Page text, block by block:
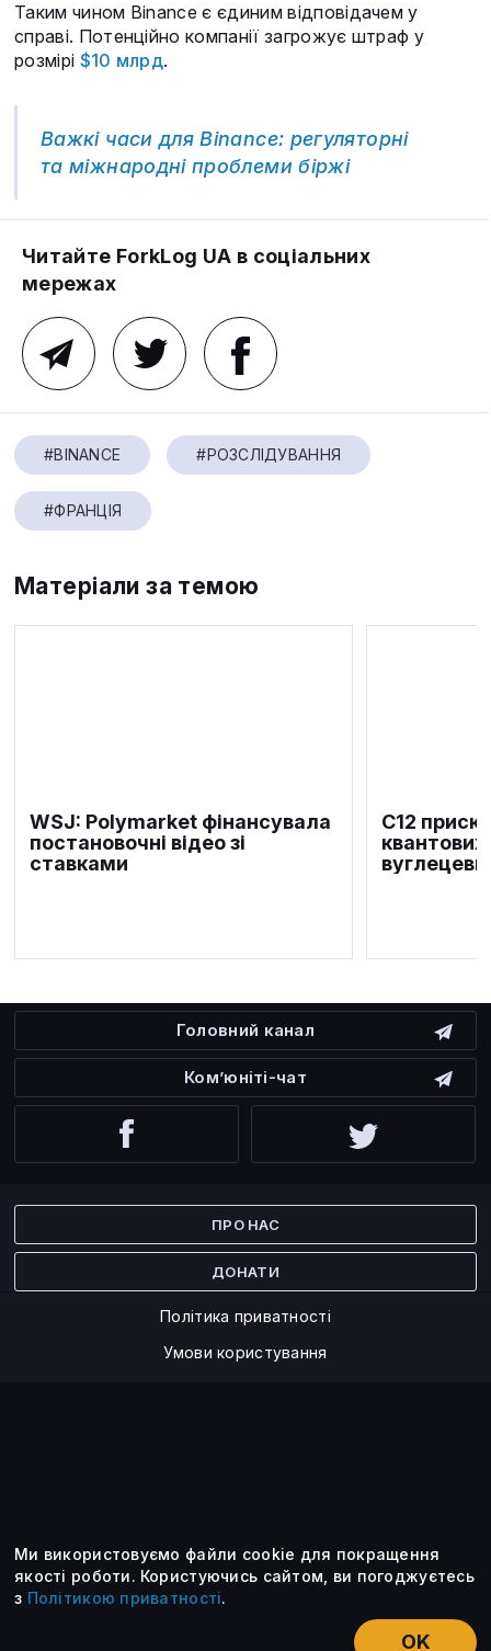
Таким чином Binance є єдиним відповідачем у
справі. Потенційно компанії загрожує штраф у
розмірі $10 млрд.
Важкі часи для Binance: регуляторні
та міжнародні проблеми біржі
Читайте ForkLog UA в соціальних
мережах
#BINANCE #РОЗСЛІДУВАННЯ
#ФРАНЦІЯ
Матеріали за темою
WSJ: Polymarket фінансувала
постановочні відео зі
ставками
C12
квантових
Головний канал
Ком’юніті-чат
ПРО НАС
ДОНАТИ
Політика приватності
Умови користування
©2014 — 2026
Усі опубліковані матеріали належать ForkLog. Ви можете
передруковувати їх тільки після узгодження із редакцією та
вказанням активного посилання на ForkLog.
Ми використовуємо файли cookie для покращення
якості роботи. Користуючись сайтом, ви погоджуєтесь
з Політикою приватності.
OK